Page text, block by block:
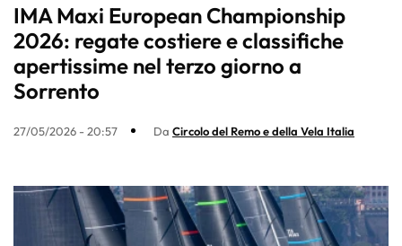
IMA Maxi European Championship
2026: regate costiere e classifiche
apertissime nel terzo giorno a
Sorrento
27/05/2026 - 20:57 Da Circolo del Remo e della Vela Italia